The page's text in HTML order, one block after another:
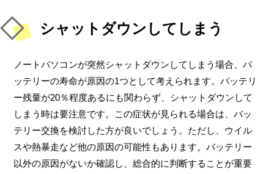
シャットダウンしてしまう
ノートパソコンが突然シャットダウンしてしまう場合、バ
ッテリーの寿命が原因の1つとして考えられます。バッテリ
ー残量が20％程度あるにも関わらず、シャットダウンして
しまう時は要注意です。この症状が見られる場合は、バッ
テリー交換を検討した方が良いでしょう。ただし、ウイル
スや熱暴走など他の原因の可能性もあります。バッテリー
以外の原因がないか確認し、総合的に判断することが重要